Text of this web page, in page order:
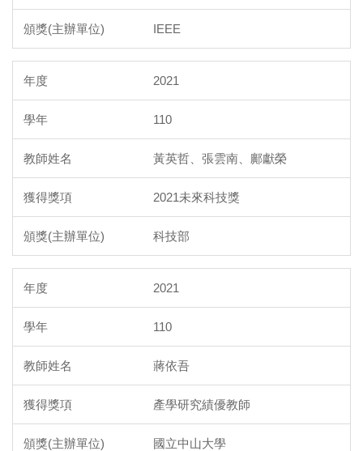
IEEE
2021
110
黃英哲、張雲南、鄺獻榮
2021未來科技獎
科技部
2021
110
蔣依吾
產學研究績優教師
國立中山大學